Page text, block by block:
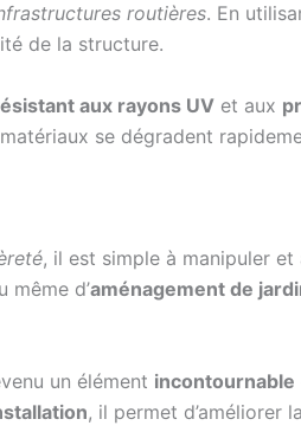
routières. En
de la structure.
aux rayons UV et aux
matériaux se dégradent
, il est simple à manipuler et
même d’aménagement de
un élément incontournable
, il permet d’améliorer la